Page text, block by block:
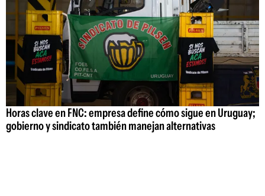
Horas clave en FNC: empresa define cómo sigue en Uruguay;
gobierno y sindicato también manejan alternativas